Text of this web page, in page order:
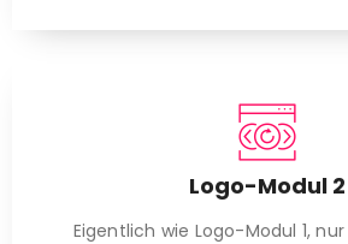
Logo-Modul 2
Eigentlich wie Logo-Modul 1,